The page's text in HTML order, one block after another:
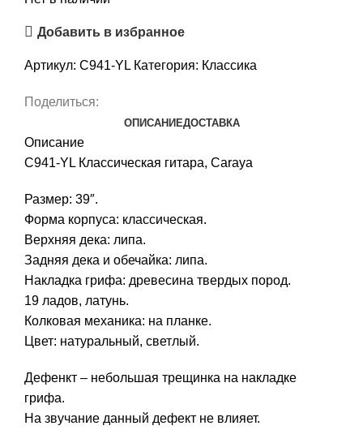
Добавить в избранное
Артикул: C941-YL Категория: Классика
Поделиться:
ОПИСАНИЕДОСТАВКА
Описание
C941-YL Классическая гитара, Caraya
Размер: 39″.
Форма корпуса: классическая.
Верхняя дека: липа.
Задняя дека и обечайка: липа.
Накладка грифа: древесина твердых пород.
19 ладов, латунь.
Колковая механика: на планке.
Цвет: натуральный, светлый.
Дефенкт – небольшая трещинка на накладке
грифа.
На звучание данный дефект не влияет.